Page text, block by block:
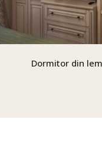
Dormitor din